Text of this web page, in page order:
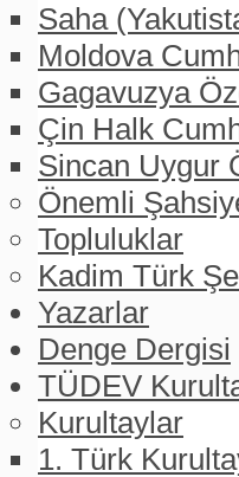
Saha
Moldova
Gagavuzya
Çin Halk
Sincan Uygur
Önemli
Topluluklar
Kadim Türk
Yazarlar
Denge Dergisi
TÜDEV
Kurultaylar
1. Türk